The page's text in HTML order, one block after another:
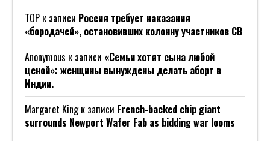
ТОР к записи Россия требует наказания
«бородачей», остановивших колонну участников СВ
Anonymous к записи «Семьи хотят сына любой
ценой»: женщины вынуждены делать аборт в
Индии.
Margaret Kingк записи French-backed chip giant
surrounds Newport Wafer Fab as bidding war looms